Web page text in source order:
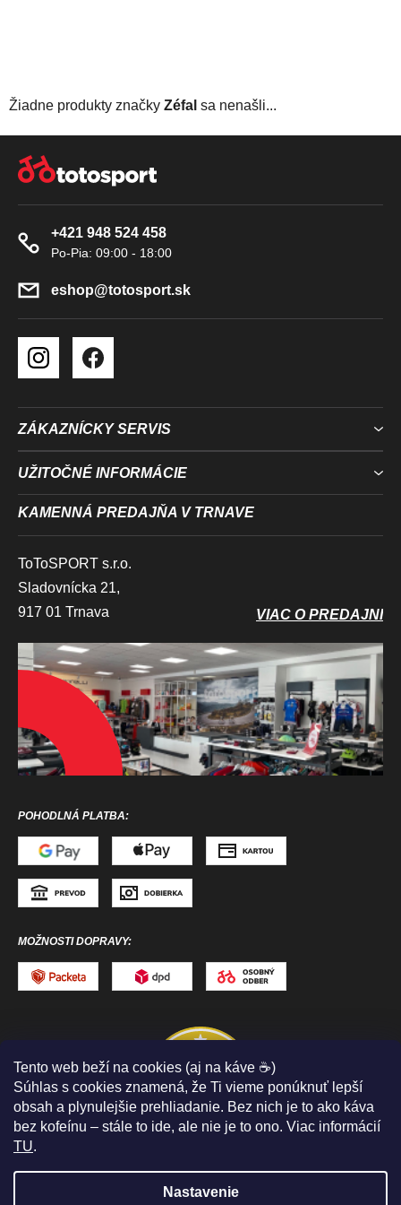
Tento web beží na cookies (aj na káve ☕)
Súhlas s cookies znamená, že Ti vieme ponúknuť lepší
obsah a plynulejšie prehliadanie. Bez nich je to ako káva
bez kofeínu – stále to ide, ale nie je to ono. Viac informácií
TU.
Nastavenie
Žiadne produkty značky Zéfal sa nenašli...
eshop@totosport.sk
+421 948 524 458
ZÁKAZNÍCKY SERVIS
UŽITOČNÉ INFORMÁCIE
KAMENNÁ PREDAJŇA V TRNAVE
ToToSPORT s.r.o.
Sladovnícka 21,
917 01 Trnava
VIAC O PREDAJNI
POHODLNÁ PLATBA:
MOŽNOSTI DOPRAVY:
ToToSPORT.sk